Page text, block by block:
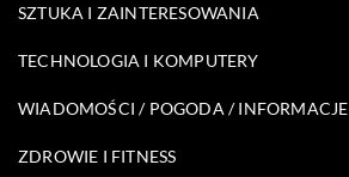
SZTUKA I ZAINTERESOWANIA
TECHNOLOGIA I KOMPUTERY
WIADOMOŚCI / POGODA / INFORMACJE
ZDROWIE I FITNESS